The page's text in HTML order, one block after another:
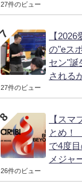
27件のビュー
【
の"eス
セン"誕
される
27件のビュー
【スマ
とめ！
で4度
メジャ
26件のビュー